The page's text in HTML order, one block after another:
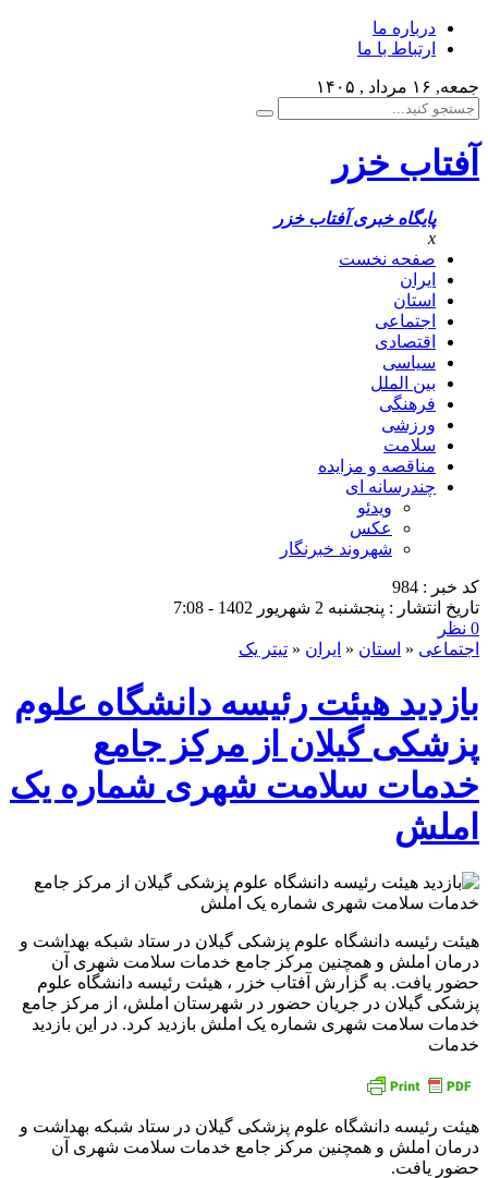
درباره ما
ارتباط با ما
جمعه, ۱۶ مرداد , ۱۴۰۵
آفتاب خزر
پایگاه خبری آفتاب خزر
x
صفحه نخست
ایران
استان
اجتماعی
اقتصادی
سیاسی
بین الملل
فرهنگی
ورزشی
سلامت
مناقصه و مزایده
چندرسانه ای
ویدئو
عکس
شهروند خبرنگار
کد خبر : 984
تاریخ انتشار : پنجشنبه 2 شهریور 1402 - 7:08
0 نظر
اجتماعی « استان « ایران « تیتر یک
بازدید هیئت رئیسه دانشگاه علوم
پزشکی گیلان از مرکز جامع
خدمات سلامت شهری شماره یک
املش
هیئت رئیسه دانشگاه علوم پزشکی گیلان در ستاد شبکه بهداشت و
درمان املش و همچنین مرکز جامع خدمات سلامت شهری آن
حضور یافت. به گزارش آفتاب خزر ، هیئت رئیسه دانشگاه علوم
پزشکی گیلان در جریان حضور در شهرستان املش، از مرکز جامع
خدمات سلامت شهری شماره یک املش بازدید کرد. در این بازدید
خدمات
هیئت رئیسه دانشگاه علوم پزشکی گیلان در ستاد شبکه بهداشت و
درمان املش و همچنین مرکز جامع خدمات سلامت شهری آن
حضور یافت.